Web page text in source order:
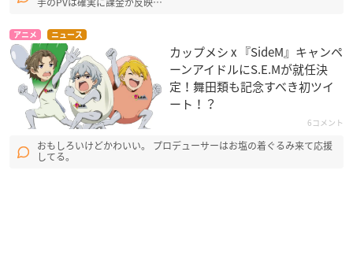
アニメ ニュース
カップメシ x 『SideM』キャンペ
ーンアイドルにS.E.Mが就任決
定！舞田類も記念すべき初ツイ
ート！？
6コメント
おもしろいけどかわいい。 プロデューサーはお塩の着ぐるみ来て応援
してる。